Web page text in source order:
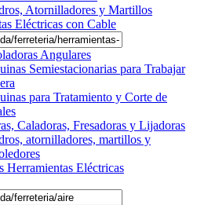
Atornilladores y Martillos
Eléctricas con Cable
Angulares
Semiestacionarias para Trabajar
para Tratamiento y Corte de
Caladoras, Fresadoras y Lijadoras
atornilladores, martillos y
Herramientas Eléctricas